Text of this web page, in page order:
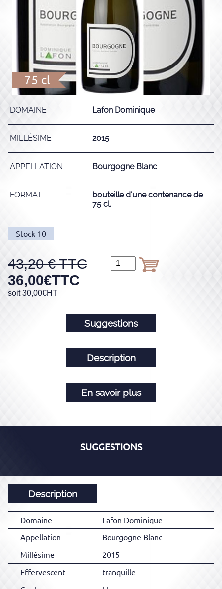
75 cl
DOMAINE Lafon Dominique
MILLÉSIME 2015
APPELLATION Bourgogne Blanc
FORMAT
bouteille d'une contenance de
75 cl.
Stock 10
43,20
36,00€TTC
soit 30,00€HT
Suggestions
Description
En savoir plus
SUGGESTIONS
Description
Domaine
Lafon Dominique
Appellation
Bourgogne Blanc
Millésime
2015
Effervescent
tranquille